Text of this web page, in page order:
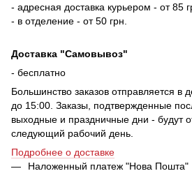
- адресная доставка курьером - от 85
- в отделение - от 50 грн.
Доставка "Самовывоз"
- бесплатно
Большинство заказов отправляется в
до 15:00. Заказы, подтвержденные
выходные и праздничные дни - будут
следующий рабочий день.
Подробнее о доставке
Наложенный платеж "Нова Пошта"